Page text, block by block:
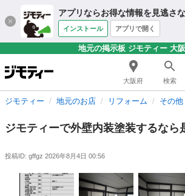
アプリならお得な情報を見逃さな
インストール アプリで開く
地元の掲示板 ジモティー 大
大阪府 検索
ジモティー 地元のお店 リフォーム その他
ジモティーで外壁内装塗装するなら
投稿ID: gffgz 2026年8月4日 00:56